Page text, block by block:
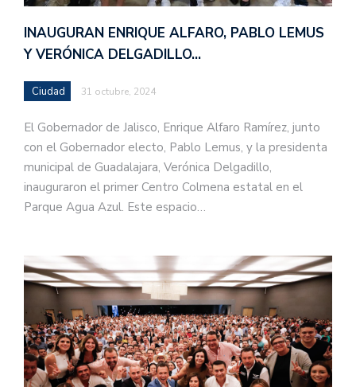
INAUGURAN ENRIQUE ALFARO, PABLO LEMUS
Y VERÓNICA DELGADILLO…
Ciudad 31 octubre, 2024
El Gobernador de Jalisco, Enrique Alfaro Ramírez, junto
con el Gobernador electo, Pablo Lemus, y la presidenta
municipal de Guadalajara, Verónica Delgadillo,
inauguraron el primer Centro Colmena estatal en el
Parque Agua Azul. Este espacio…